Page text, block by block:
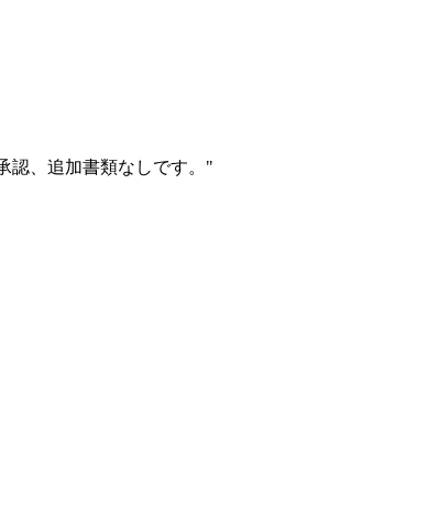
、追加書類なしです。 "